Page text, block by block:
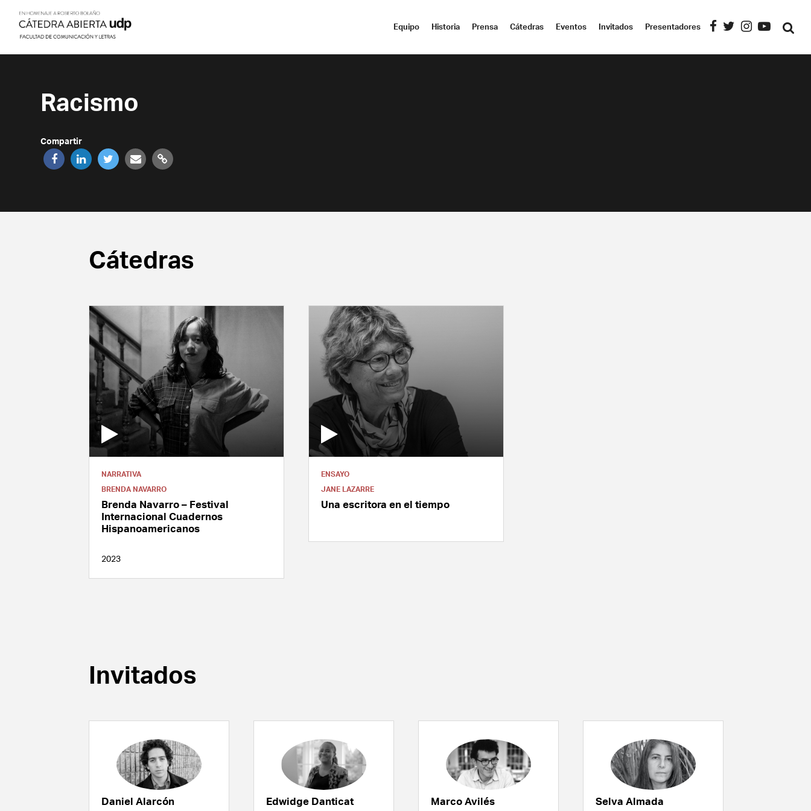
Equipo Historia Prensa Cátedras Eventos Invitados Presentadores
Racismo
Compartir
Cátedras
NARRATIVA
BRENDA NAVARRO
Brenda Navarro – Festival
Internacional Cuadernos
Hispanoamericanos
2023
ENSAYO
JANE LAZARRE
Una escritora en el tiempo
Invitados
Daniel Alarcón Edwidge Danticat Marco Avilés Selva Almada